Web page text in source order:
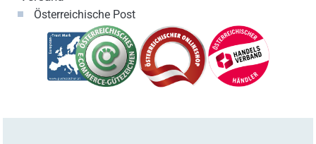
Österreichische Post